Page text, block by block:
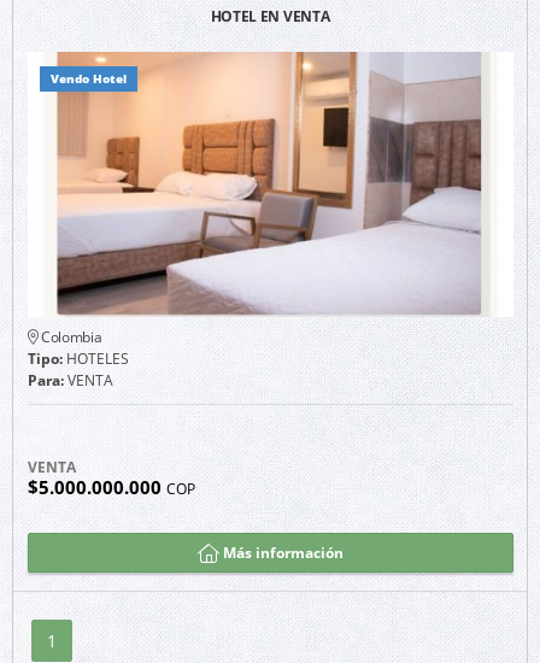
HOTEL EN VENTA
Vendo Hotel
Colombia
Tipo:HOTELES
Para:VENTA
VENTA
$5.000.000.000 COP
Más información
1